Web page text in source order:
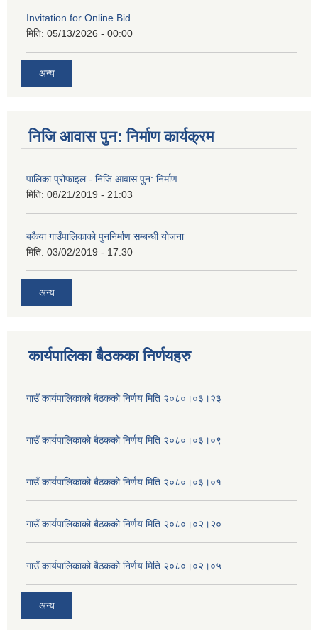
Invitation for Online Bid.
मिति: 05/13/2026 - 00:00
अन्य
निजि आवास पुन: निर्माण कार्यक्रम
पालिका प्रोफाइल - निजि आवास पुन: निर्माण
मिति: 08/21/2019 - 21:03
बकैया गाउँपालिकाको पुननिर्माण सम्बन्धी योजना
मिति: 03/02/2019 - 17:30
अन्य
कार्यपालिका बैठकका निर्णयहरु
गाउँ कार्यपालिकाको बैठकको निर्णय मिति २०८०।०३।२३
गाउँ कार्यपालिकाको बैठकको निर्णय मिति २०८०।०३।०९
गाउँ कार्यपालिकाको बैठकको निर्णय मिति २०८०।०३।०१
गाउँ कार्यपालिकाको बैठकको निर्णय मिति २०८०।०२।२०
गाउँ कार्यपालिकाको बैठकको निर्णय मिति २०८०।०२।०५
अन्य